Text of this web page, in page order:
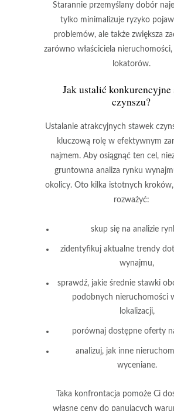
Starannie przemyślany dobór
tylko minimalizuje ryzyko
problemów, ale także zwiększa
zarówno właściciela
lokatorów.
Jak ustalić konkurencyjne
czynszu?
Ustalanie atrakcyjnych stawek
kluczową rolę w efektywnym
najmem. Aby osiągnąć ten cel,
gruntowna analiza rynku
okolicy. Oto kilka istotnych
rozważyć:
skup się na analizie
zidentyfikuj aktualne trendy
wynajmu,
sprawdź, jakie średnie stawki
podobnych nieruchomości
lokalizacji,
porównaj dostępne oferty
analizuj, jak inne
wyceniane.
Taka konfrontacja pomoże Ci
własne ceny do panujących